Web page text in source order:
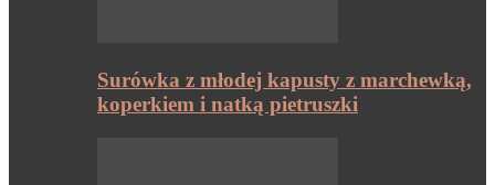
Surówka z młodej kapusty z marchewką,
koperkiem i natką pietruszki